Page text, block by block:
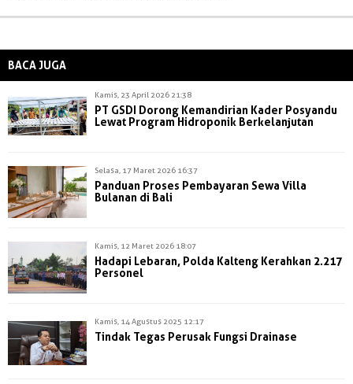
BACA JUGA
Kamis, 23 April 2026 21:38
PT GSDI Dorong Kemandirian Kader Posyandu
Lewat Program Hidroponik Berkelanjutan
Selasa, 17 Maret 2026 16:37
Panduan Proses Pembayaran Sewa Villa
Bulanan di Bali
Kamis, 12 Maret 2026 18:07
Hadapi Lebaran, Polda Kalteng Kerahkan 2.217
Personel
Kamis, 14 Agustus 2025 12:17
Tindak Tegas Perusak Fungsi Drainase